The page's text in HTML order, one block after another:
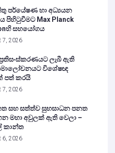
පර්යේෂණ හා අධ්‍යයන
පිහිටුවීමට Max Planck
සහයෝගය
7, 2026
ලැබී ඇති
විශේෂඥ
පත් කරයි
7, 2026
සහ සත්ත්ව සුභසාධන පනත
මහා අවුලක් ඇති වෙලා –
කාන්ත
6, 2026